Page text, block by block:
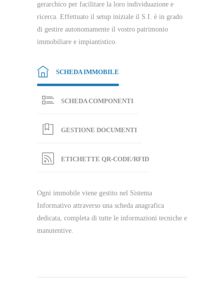
gerarchico per facilitare la loro individuazione e
ricerca. Effettuato il setup iniziale il S.I. è in grado
di gestire autonomamente il vostro patrimonio
immobiliare e impiantistico.
SCHEDA IMMOBILE
SCHEDA COMPONENTI
GESTIONE DOCUMENTI
ETICHETTE QR-CODE/RFID
Ogni immobile viene gestito nel Sistema
Informativo attraverso una scheda anagrafica
dedicata, completa di tutte le informazioni tecniche e
manutentive.